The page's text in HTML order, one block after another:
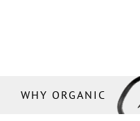
WHY ORGANIC